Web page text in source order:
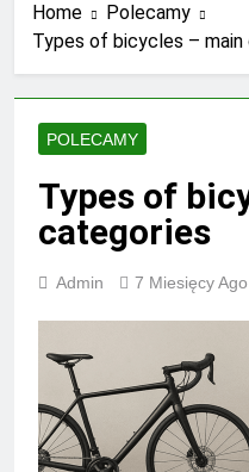
Home
Polecamy
Types of bicycles –
POLECAMY
Types of
categories
Admin 7 Miesięcy Ago